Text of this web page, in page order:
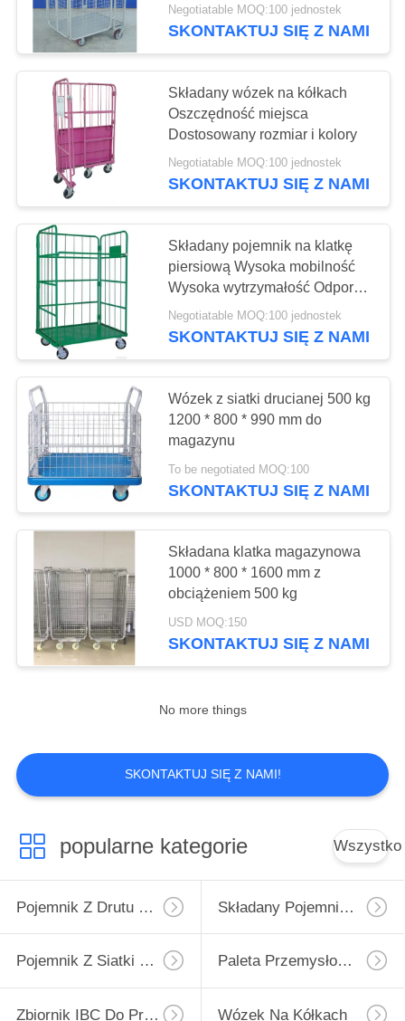
Wózek na kółkach
Regał magazynowy
13
Regał paletowy z
drucianym stojakiem
do przechowywania
38
Metalowa paleta do
przechowywania
13
Negotiatable MOQ:100 jednostek
SKONTAKTUJ SIĘ Z NAMI
Składany wózek na kółkach
Oszczędność miejsca
Dostosowany rozmiar i kolory
Negotiatable MOQ:100 jednostek
SKONTAKTUJ SIĘ Z NAMI
Składany pojemnik na klatkę
piersiową Wysoka mobilność
Wysoka wytrzymałość Odporny
na rdzę
Negotiatable MOQ:100 jednostek
SKONTAKTUJ SIĘ Z NAMI
Wózek z siatki drucianej 500 kg
1200 * 800 * 990 mm do
magazynu
To be negotiated MOQ:100
SKONTAKTUJ SIĘ Z NAMI
Składana klatka magazynowa
1000 * 800 * 1600 mm z
obciążeniem 500 kg
USD MOQ:150
SKONTAKTUJ SIĘ Z NAMI
No more things
SKONTAKTUJ SIĘ Z NAMI!
popularne kategorie Wszystko
Pojemnik Z Drutu Przemysłowego Składany Pojemnik Z Drutu
Pojemnik Z Siatki Drucianej Paleta Przemysłowa Z Tworzywa Sztucznego
Zbiornik IBC Do Przechowywania Płynów Wózek Na Kółkach